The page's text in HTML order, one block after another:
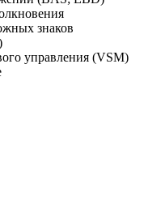
знаков
управления (VSM)